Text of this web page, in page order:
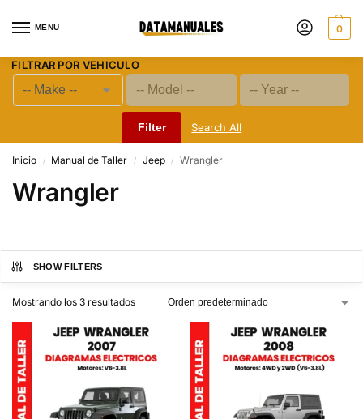
MENU 0
FILTRAR POR VEHICULO
Filter Search All
Inicio / Manual de Taller / Jeep / Wrangler
Wrangler
SHOW FILTERS
Mostrando los 3 resultados